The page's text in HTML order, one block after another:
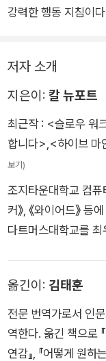
강력한 행동 지침이
저자 소개
지은이: 칼 뉴포트
최근작 : <슬로우 워
합니다> <하이브 마
보기)
조지타운대학교 컴퓨
커》, 《와이어드》
다트머스대학교를
을 수상했다. 그는 컴
디지털 기술이 장악
생산성 문제에 대해
있다. 특히 그가 2022
옮긴이: 김태훈
전문 번역가로서 인
역한다. 옮긴 책으로
연감』, 『어떻게 원하